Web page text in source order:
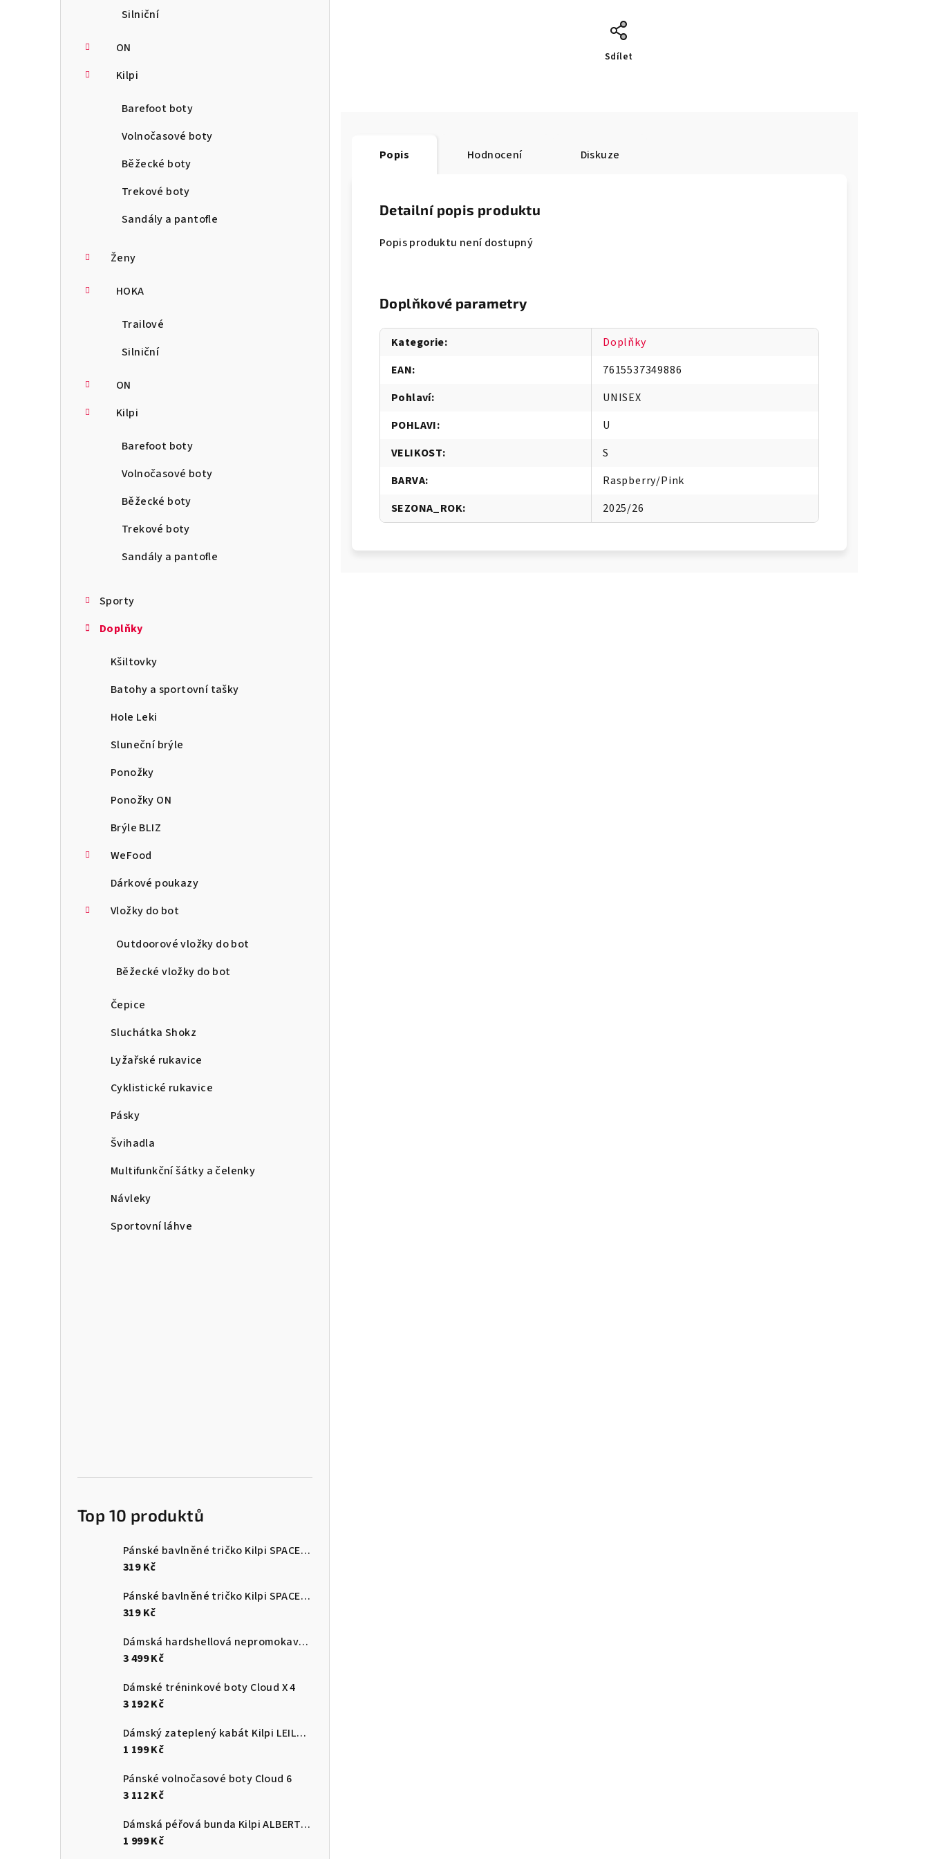
Silniční
ON
Kilpi
Barefoot boty
Volnočasové boty
Běžecké boty
Trekové boty
Sandály a pantofle
Ženy
HOKA
Trailové
Silniční
ON
Kilpi
Barefoot boty
Volnočasové boty
Běžecké boty
Trekové boty
Sandály a pantofle
Sporty
Doplňky
Kšiltovky
Batohy a sportovní tašky
Hole Leki
Sluneční brýle
Ponožky
Ponožky ON
Brýle BLIZ
WeFood
Dárkové poukazy
Vložky do bot
Outdoorové vložky do bot
Běžecké vložky do bot
Čepice
Sluchátka Shokz
Lyžařské rukavice
Cyklistické rukavice
Pásky
Švihadla
Multifunkční šátky a čelenky
Návleky
Sportovní láhve
Top 10 produktů
Pánské bavlněné tričko Kilpi SPACER-M
319 Kč
Pánské bavlněné tričko Kilpi SPACER-M
319 Kč
Dámská hardshellová nepromokavá bunda Kilpi MAMBA-W
3 499 Kč
Dámské tréninkové boty Cloud X 4
3 192 Kč
Dámský zateplený kabát Kilpi LEILA-W
1 199 Kč
Pánské volnočasové boty Cloud 6
3 112 Kč
Dámská péřová bunda Kilpi ALBERTA-W
1 999 Kč
Sdílet
Popis Hodnocení Diskuze
Detailní popis produktu
Popis produktu není dostupný
Doplňkové parametry
Kategorie:
Doplňky
EAN:
7615537349886
Pohlaví:
UNISEX
POHLAVI:
U
VELIKOST:
S
BARVA:
Raspberry/Pink
SEZONA_ROK: 2025/26